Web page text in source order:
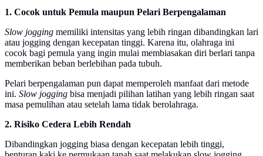
1. Cocok untuk Pemula maupun Pelari Berpengalaman
Slow jogging memiliki intensitas yang lebih ringan dibandingkan lari
atau jogging dengan kecepatan tinggi. Karena itu, olahraga ini
cocok bagi pemula yang ingin mulai membiasakan diri berlari tanpa
memberikan beban berlebihan pada tubuh.
Pelari berpengalaman pun dapat memperoleh manfaat dari metode
ini. Slow jogging bisa menjadi pilihan latihan yang lebih ringan saat
masa pemulihan atau setelah lama tidak berolahraga.
2. Risiko Cedera Lebih Rendah
Dibandingkan jogging biasa dengan kecepatan lebih tinggi,